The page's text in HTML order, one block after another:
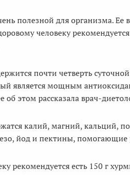
полезной для организма.
человеку
почти четверть
является мощным
об этом рассказала врач-
калий, магний, кальций,
йод и пектины,
рекомендуется есть 150 г